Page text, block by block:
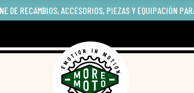
DE RECAMBIOS, ACCESORIOS, PIEZAS Y EQUIPACIÓN